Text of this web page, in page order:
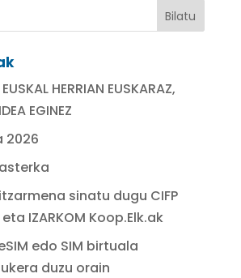
HERRIAN EUSKARAZ,
EGINEZ
2026
sinatu dugu CIFP
IZARKOM Koop.Elk.ak
edo SIM birtuala
duzu orain